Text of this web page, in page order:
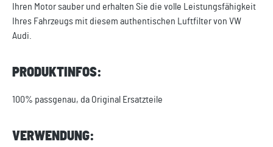
Ihren Motor sauber und erhalten Sie die volle Leistungsfähigkeit
Ihres Fahrzeugs mit diesem authentischen Luftfilter von VW
Audi.
PRODUKTINFOS:
100% passgenau, da Original Ersatzteile
VERWENDUNG: